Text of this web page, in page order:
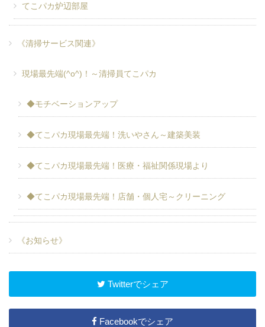
てこパカ炉辺部屋
《清掃サービス関連》
現場最先端(^o^)！～清掃員てこパカ
◆モチベーションアップ
◆てこパカ現場最先端！洗いやさん～建築美装
◆てこパカ現場最先端！医療・福祉関係現場より
◆てこパカ現場最先端！店舗・個人宅～クリーニング
《お知らせ》
Twitterでシェア
Facebookでシェア